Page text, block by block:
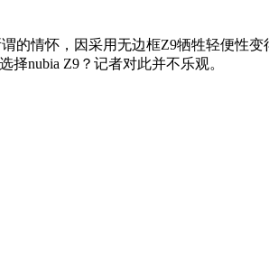
情怀，因采用无边框Z9牺牲轻便性变
nubia Z9？记者对此并不乐观。